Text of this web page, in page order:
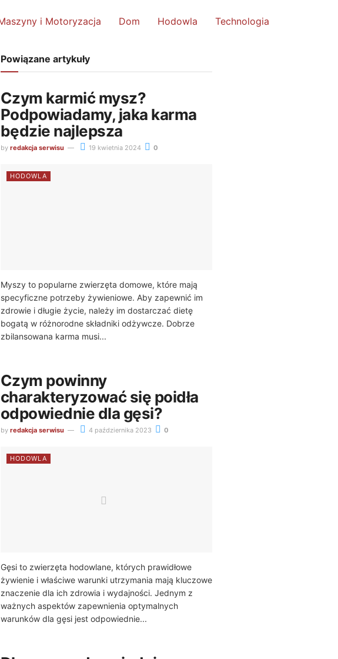
i Motoryzacja Dom Hodowla Technologia
Powiązane artykuły
Czym karmić mysz?
Podpowiadamy, jaka karma
będzie najlepsza
by redakcja serwisu 19 kwietnia 2024 0
HODOWLA
Myszy to popularne zwierzęta domowe, które mają
specyficzne potrzeby żywieniowe. Aby zapewnić im
zdrowie i długie życie, należy im dostarczać dietę
bogatą w różnorodne składniki odżywcze. Dobrze
zbilansowana karma musi...
Czym powinny
charakteryzować się poidła
odpowiednie dla gęsi?
by redakcja serwisu 4 października 2023 0
HODOWLA
Gęsi to zwierzęta hodowlane, których prawidłowe
żywienie i właściwe warunki utrzymania mają kluczowe
znaczenie dla ich zdrowia i wydajności. Jednym z
ważnych aspektów zapewnienia optymalnych
warunków dla gęsi jest odpowiednie...